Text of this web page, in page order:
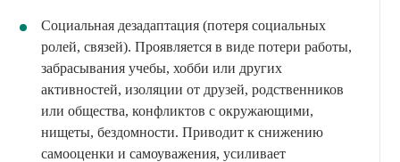
Социальная дезадаптация (потеря социальных
ролей, связей). Проявляется в виде потери работы,
забрасывания учебы, хобби или других
активностей, изоляции от друзей, родственников
или общества, конфликтов с окружающими,
нищеты, бездомности. Приводит к снижению
самооценки и самоуважения, усиливает